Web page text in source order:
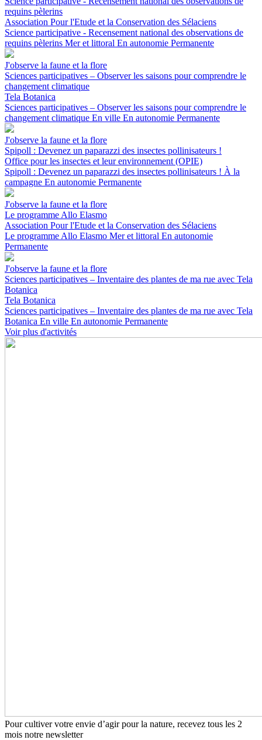
requins pèlerins
Association Pour l'Etude et la Conservation des Sélaciens
Science participative - Recensement national des observations de
requins pèlerins Mer et littoral En autonomie Permanente
J'observe la faune et la flore
Sciences participatives – Observer les saisons pour comprendre le
changement climatique
Tela Botanica
Sciences participatives – Observer les saisons pour comprendre le
changement climatique En ville En autonomie Permanente
J'observe la faune et la flore
Spipoll : Devenez un paparazzi des insectes pollinisateurs !
Office pour les insectes et leur environnement (OPIE)
Spipoll : Devenez un paparazzi des insectes pollinisateurs ! À la
campagne En autonomie Permanente
J'observe la faune et la flore
Le programme Allo Elasmo
Association Pour l'Etude et la Conservation des Sélaciens
Le programme Allo Elasmo Mer et littoral En autonomie
Permanente
J'observe la faune et la flore
Sciences participatives – Inventaire des plantes de ma rue avec Tela
Botanica
Tela Botanica
Sciences participatives – Inventaire des plantes de ma rue avec Tela
Botanica En ville En autonomie Permanente
Voir plus d'activités
Pour cultiver votre envie d’agir pour la nature, recevez tous les 2
mois notre newsletter